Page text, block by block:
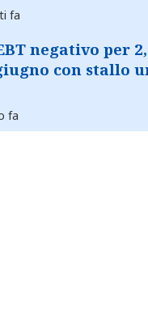
fa
negativo per
con stallo
fa